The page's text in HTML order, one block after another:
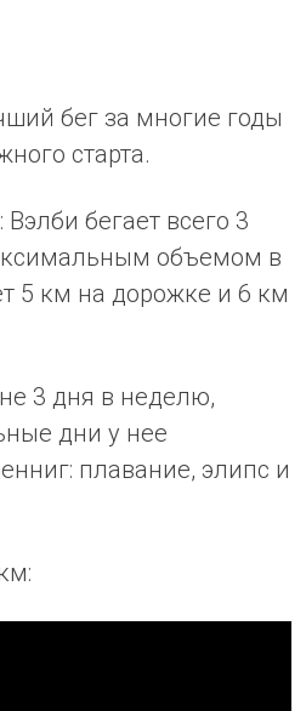
бег за многие годы
старта.
бегает всего 3
объемом в
5 км на дорожке и 6 км
3 дня в неделю,
дни у нее
плавание, элипс и